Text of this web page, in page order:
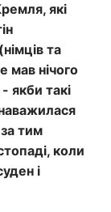
які
та
мав нічого
якби такі
тим
коли
і